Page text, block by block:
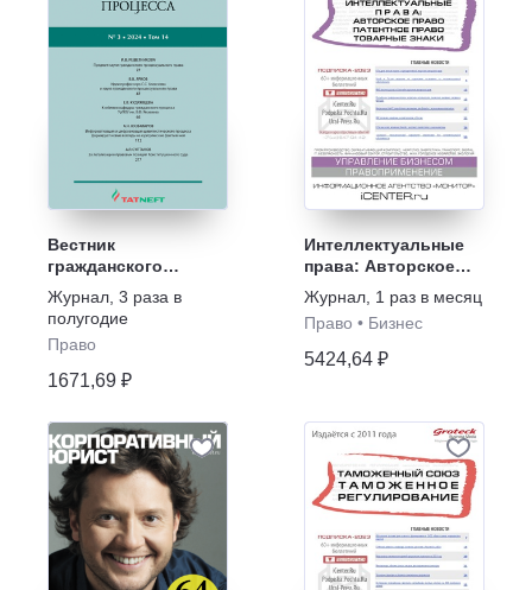
Вестник
гражданского
процесса
Журнал 3 раза в
полугодие
Право
1671,69 ₽
Интеллектуальные
права: Авторское
право. Патентное
право. Товарные
знаки
Журнал 1 раз в месяц
Право • Бизнес
5424,64 ₽